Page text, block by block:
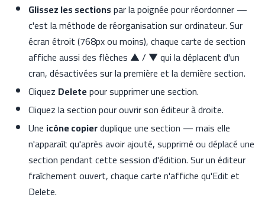
Glissez les sectionspar la poignée pour réordonner —
c'est la méthode de réorganisation sur ordinateur. Sur
écran étroit (768px ou moins), chaque carte de section
affiche aussi des flèches ▲ / ▼ qui la déplacent d'un
cran, désactivées sur la première et la dernière section.
Cliquez Deletepour supprimer une section.
Cliquez la section pour ouvrir son éditeur à droite.
Une icône copierduplique une section — mais elle
n'apparaît qu'après avoir ajouté, supprimé ou déplacé une
section pendant cette session d'édition. Sur un éditeur
fraîchement ouvert, chaque carte n'affiche qu'Edit et
Delete.